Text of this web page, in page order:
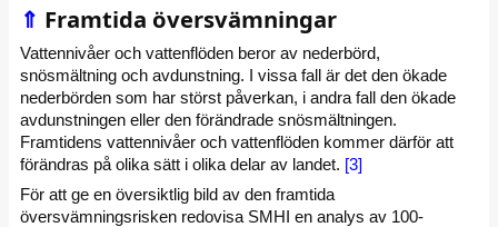
⇑ Framtida översvämningar
Vattennivåer och vattenflöden beror av nederbörd,
snösmältning och avdunstning. I vissa fall är det den ökade
nederbörden som har störst påverkan, i andra fall den ökade
avdunstningen eller den förändrade snösmältningen.
Framtidens vattennivåer och vattenflöden kommer därför att
förändras på olika sätt i olika delar av landet. [3]
För att ge en översiktlig bild av den framtida
översvämningsrisken redovisa SMHI en analys av 100-